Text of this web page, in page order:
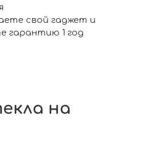
свой гаджет и
гарантию 1 год
на